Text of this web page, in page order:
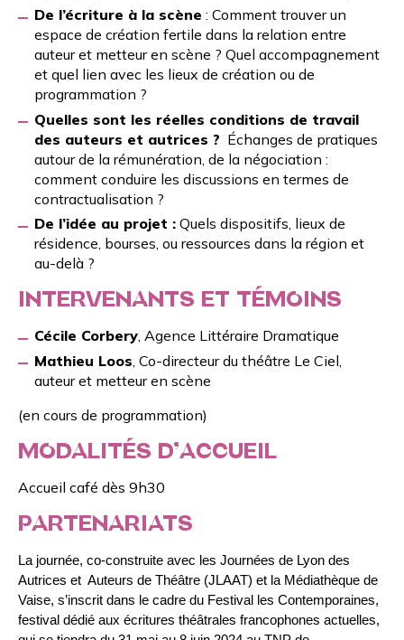
De l’écriture à la scène : Comment trouver un
espace de création fertile dans la relation entre
auteur et metteur en scène ? Quel accompagnement
et quel lien avec les lieux de création ou de
programmation ?
Quelles sont les réelles conditions de travail
des auteurs et autrices ? Échanges de pratiques
autour de la rémunération, de la négociation :
comment conduire les discussions en termes de
contractualisation ?
De l’idée au projet : Quels dispositifs, lieux de
résidence, bourses, ou ressources dans la région et
au-delà ?
INTERVENANTS ET TÉMOINS
Cécile Corbery, Agence Littéraire Dramatique
Mathieu Loos , Co-directeur du théâtre Le Ciel,
auteur et metteur en scène
(en cours de programmation)
MODALITÉS D’ACCUEIL
Accueil café dès 9h30
PARTENARIATS
La journée, co-construite avec les Journées de Lyon des
Autrices et Auteurs de Théâtre (JLAAT) et la Médiathèque de
Vaise, s’inscrit dans le cadre du Festival les Contemporaines,
festival dédié aux écritures théâtrales francophones actuelles,